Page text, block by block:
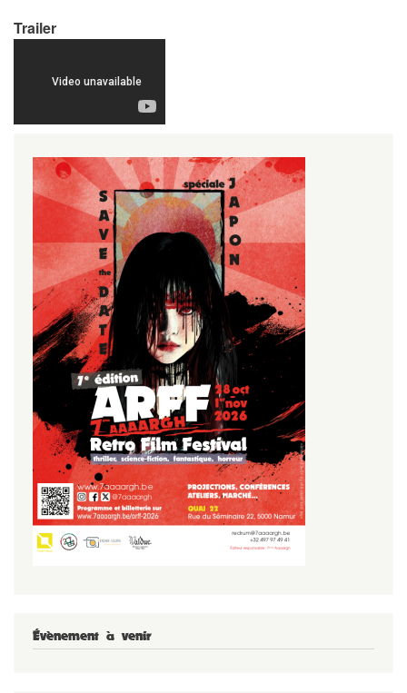
Trailer
Évènement à venir